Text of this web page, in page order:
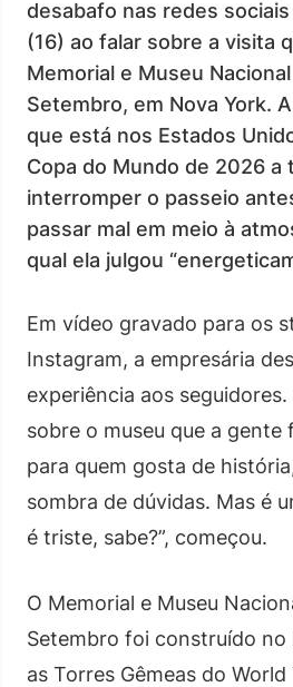
desabafo nas redes
(16) ao falar sobre a visita
Memorial e Museu
Setembro, em Nova York.
que está nos Estados
Copa do Mundo de 2026 a
interromper o passeio
passar mal em meio à
qual ela julgou
Em vídeo gravado para os
Instagram, a empresária
experiência aos
sobre o museu que a gente
para quem gosta de
sombra de dúvidas. Mas é
é triste, sabe?”, começou.
O Memorial e Museu
Setembro foi construído no
as Torres Gêmeas do